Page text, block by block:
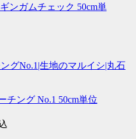
ンガムチェック 50cm単
チング No.1 50cm単位